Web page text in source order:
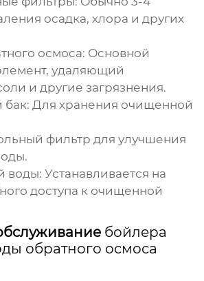
осадка, хлора и других
осмоса: Основной
удаляющий
и другие загрязнения.
бак: Для хранения очищенной
фильтр для улучшения
воды: Устанавливается на
доступа к очищенной
бойлера
обратного осмоса